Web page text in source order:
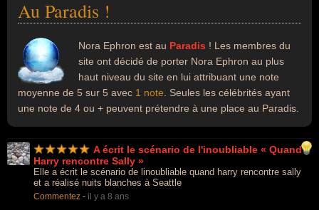
Au Paradis !
Nora Ephron est au Paradis ! Les membres du
site ont décidé de porter Nora Ephron au plus
haut niveau du site en lui attribuant une note
moyenne de 5 sur 5 avec 1 note . Seules les célébrités ayant
une note de 4 ou + peuvent prétendre à une place au Paradis.
A écrit le scénario de l'inoubliable « Quand
Harry rencontre Sally »
Elle a écrit le scénario de linoubliable quand harry rencontre sally
et a réalisé nuits blanches à Seattle
Commentez - il y a 8 ans